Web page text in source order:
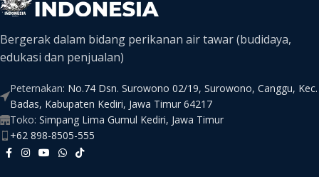
Bergerak dalam bidang perikanan air tawar (budidaya,
edukasi dan penjualan)
Peternakan: No.74 Dsn. Surowono 02/19, Surowono, Canggu, Kec.
Badas, Kabupaten Kediri, Jawa Timur 64217
Toko: Simpang Lima Gumul Kediri, Jawa Timur
+62 898-8505-555